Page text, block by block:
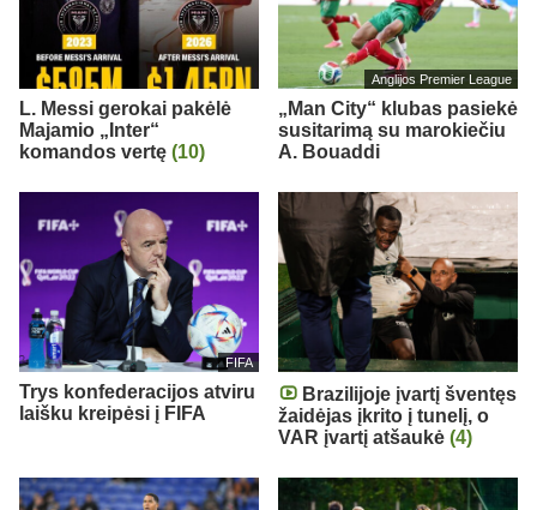
L. Messi gerokai pakėlė
Majamio „Inter“
komandos vertę (10)
Anglijos Premier League
„Man City“ klubas pasiekė
susitarimą su marokiečiu
A. Bouaddi
FIFA
Trys konfederacijos atviru
laišku kreipėsi į FIFA
Brazilijoje įvartį šventęs
žaidėjas įkrito į tunelį, o
VAR įvartį atšaukė (4)